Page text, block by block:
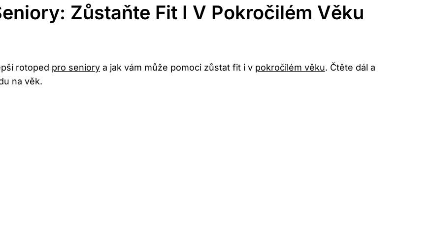
Zůstaňte Fit I V Pokročilém Věku
rotoped pro seniory a jak vám může pomoci zůstat fit i v pokročilém věku. Čtěte dál a
na věk.